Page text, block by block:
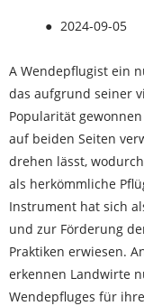
● 2024-09-05
A Wendepflugist ein
das aufgrund seiner
Popularität
auf beiden Seiten
drehen lässt,
als herkömmliche
Instrument hat sich
und zur Förderung
Praktiken erwiesen.
erkennen Landwirte
Wendepfluges für